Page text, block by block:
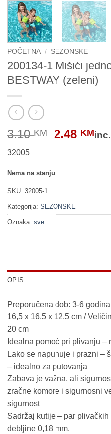
POČETNA / SEZONSKE
200134-1 Mišići
BESTWAY (zeleni)
3.10KM
Original
3.10 KM.
2.48 KM
32005
Nema na stanju
SKU: 32005-1
Kategorija: SEZONSKE
Oznaka: sve
OPIS
Preporučena dob: 3-6
16,5 x 16,5 x 12,5 cm /
20 cm
Idealna pomoć pri plivanju –
Lako se napuhuje i prazni –
– idealno za putovanja
Zabava je važna, ali
zračne komore i sigurnosni
sigurnost
Sadržaj kutije – par
debljine 0,18 mm.